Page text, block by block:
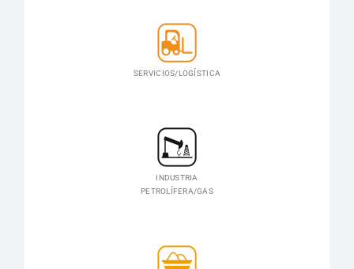
SERVICIOS/LOGÍSTICA
INDUSTRIA
PETROLÍFERA/GAS